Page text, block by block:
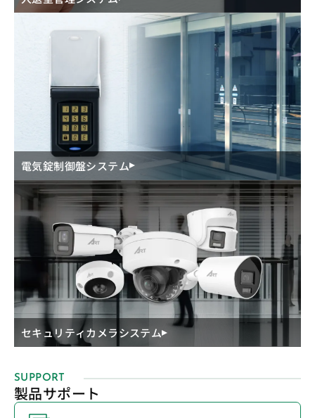
電気錠制御盤システム
セキュリティカメラシステム
SUPPORT
製品サポート